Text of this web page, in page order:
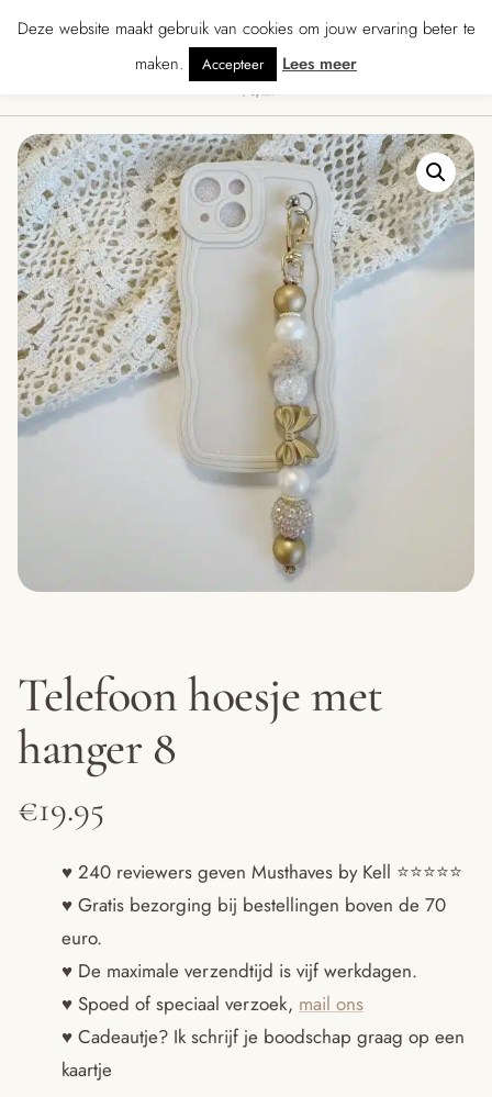
· Gratis verzending vanaf € 70 · Gratis kaartje met je bestelling •
Telefoon hoesje met
hanger 8
€19.95
♥ 240 reviewers geven Musthaves by Kell ⭐️⭐️⭐️⭐️⭐️
♥ Gratis bezorging bij bestellingen boven de 70
euro.
♥ De maximale verzendtijd is vijf werkdagen.
♥ Spoed of speciaal verzoek, mail ons
♥ Cadeautje? Ik schrijf je boodschap graag op een
kaartje
Deze website maakt gebruik van cookies om jouw ervaring beter te
maken.
Accepteer Lees meer